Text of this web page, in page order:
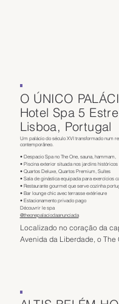
O ÚNICO
Hotel Spa 5
Lisboa, Portugal
Um palácio do século XVI transformado num
contemporâneo.
• Despacio Spa no The One, sauna, hammam,
• Piscina exterior situada nos jardins históricos
• Quartos Deluxe, Quartos Premium, Suítes
• Sala de ginástica equipada para exercícios
• Restaurante gourmet que serve cozinha
• Bar lounge chic avec terrasse extérieure
• Estacionamento privado pago
Découvrir le spa
@theonepalaciodaanunciada
Localizado no coração da
Avenida da Liberdade, o
estabelecimento excecional
nobre e um design